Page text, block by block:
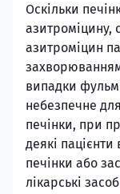
Оскільки
азитроміцину,
азитроміцин
випадки
небезпечне
печінки, при
деякі
печінки або
лікарські